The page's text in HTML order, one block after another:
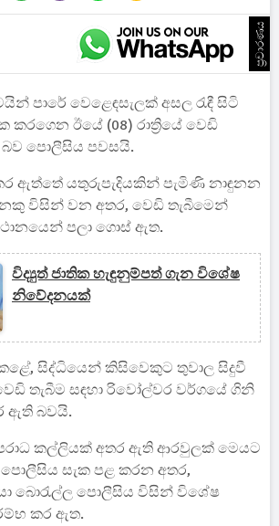
ප්‍රචාරණය
පාරේ වෙළෙඳසැලක් අසල රැඳී සිටි
ඊයේ (08) රාත්‍රියේ වෙඩි
බව පොලීසිය පවසයි.
ඇත්තේ යතුරුපැදියකින් පැමිණි නාඳුනන
විසින් වන අතර, වෙඩි තැබීමෙන්
පලා ගොස් ඇත.
විද්‍යුත් ජාතික හැඳුනුම්පත් ගැන විශේෂ
නිවේදනයක්
සිද්ධියෙන් කිසිවෙකුට තුවාල සිදුවී
තැබීම සඳහා රිවෝල්වර වර්ගයේ ගිනි
ඇති බවයි.
කල්ලියක් අතර ඇති ආරවුලක් මෙයට
සැක පළ කරන අතර,
බොරැල්ල පොලීසිය විසින් විශේෂ
කර ඇත.